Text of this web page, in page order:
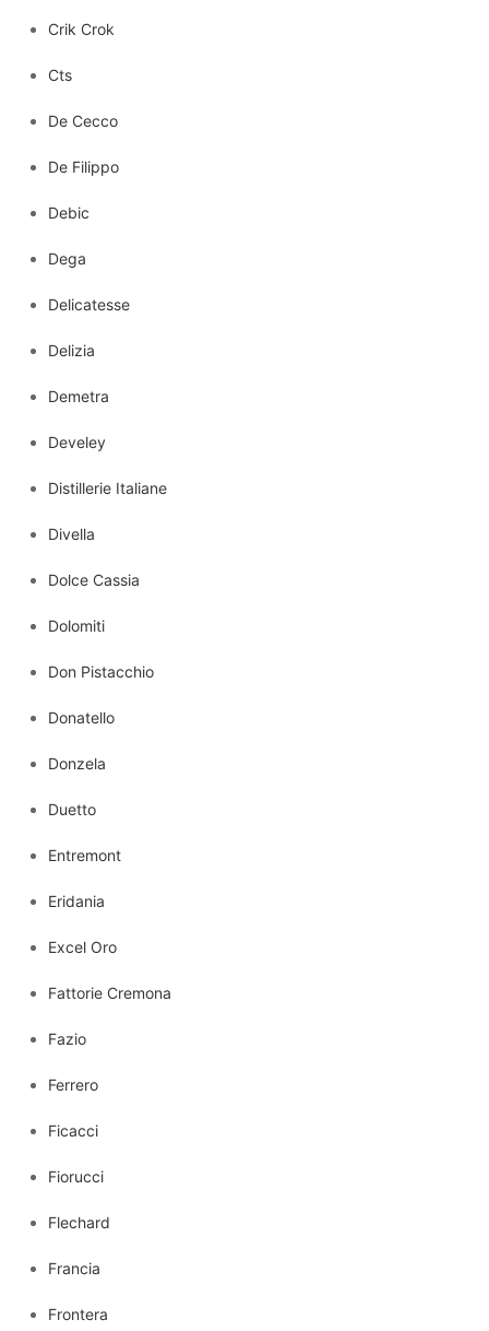
Crik Crok
Cts
De Cecco
De Filippo
Debic
Dega
Delicatesse
Delizia
Demetra
Develey
Distillerie Italiane
Divella
Dolce Cassia
Dolomiti
Don Pistacchio
Donatello
Donzela
Duetto
Entremont
Eridania
Excel Oro
Fattorie Cremona
Fazio
Ferrero
Ficacci
Fiorucci
Flechard
Francia
Frontera